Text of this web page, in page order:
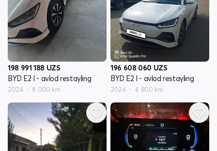
198 991 188 UZS
BYD E2 I - avlod restayling
2024 8 000 km
196 608 060 UZS
BYD E2 I - avlod restayling
2024 4 800 km